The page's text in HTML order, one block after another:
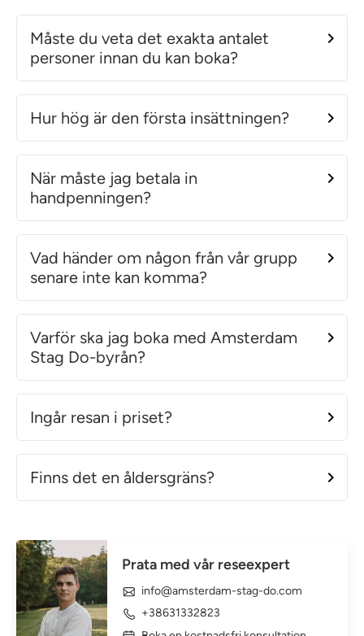
Måste du veta det exakta antalet
personer innan du kan boka?
Hur hög är den första insättningen?
När måste jag betala in
handpenningen?
Vad händer om någon från vår grupp
senare inte kan komma?
Varför ska jag boka med Amsterdam
Stag Do-byrån?
Ingår resan i priset?
Finns det en åldersgräns?
Prata med vår reseexpert
info@amsterdam-stag-do.com
+38631332823